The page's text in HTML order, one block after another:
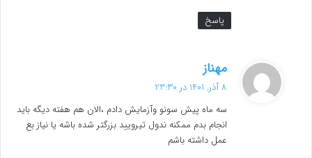
پاسخ
مهناز
ف
:
8 آذر, 1401 در 23:30
سه ماه پیش سونو وآزمایش دادم ،الان هم هفته دیگه باید
انجام بدم ممکنه ندول تیرویید بزرگتر شده باشه یا نیاز بع
عمل داشته باشم